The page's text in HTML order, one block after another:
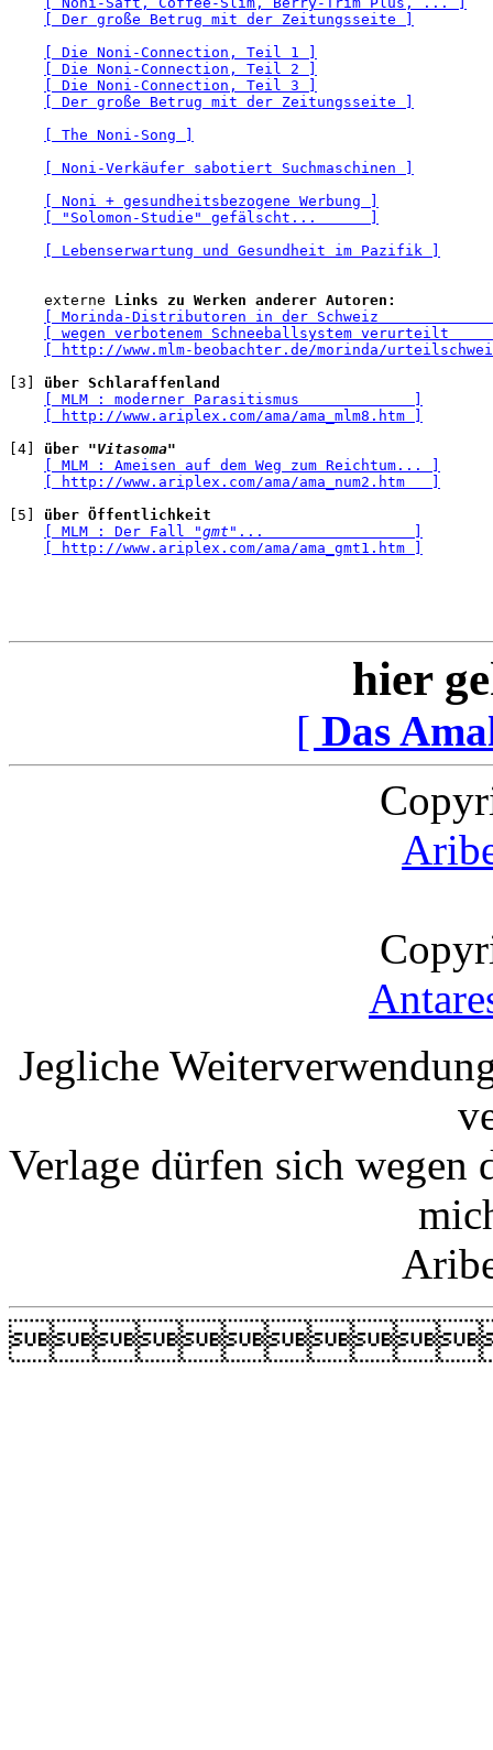
[ Der große Betrug mit der Zeitungsseite ]
[ Die Noni-Connection, Teil 1 ]
[ Die Noni-Connection, Teil 2 ]
[ Die Noni-Connection, Teil 3 ]
[ Der große Betrug mit der Zeitungsseite ]
[ The Noni-Song ]
[ Noni-Verkäufer sabotiert Suchmaschinen ]
[ Noni + gesundheitsbezogene Werbung ]
[ "Solomon-Studie" gefälscht...      ]
[ Lebenserwartung und Gesundheit im Pazifik ]
    externe
Links zu Werken anderer Autoren:
[ Morinda-Distributoren in der Schweiz
[ wegen verbotenem Schneeballsystem verurteilt
[ http://www.mlm-beobachter.de/morinda/
[3] über Schlaraffenland
[ MLM : moderner Parasitismus             ]
[ http://www.ariplex.com/ama/ama_mlm8.htm ]
[4] über "Vitasoma"
[ MLM : Ameisen auf dem Weg zum Reichtum... ]
[ http://www.ariplex.com/ama/ama_num2.htm   ]
[5] über Öffentlichkeit
[ MLM : Der Fall
"gmt" ...                 ]
[ http://www.ariplex.com/ama/ama_gmt1.htm ]
hier
[ Das
Jegliche
Verlage dürfen sich wegen